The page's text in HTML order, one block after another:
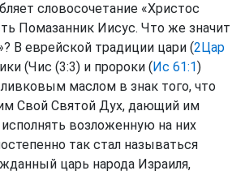
словосочетание «Христос
Помазанник Иисус. Что же значит
В еврейской традиции цари (2Цар
(Чис (3:3) и пророки ( Ис 61:1)
маслом в знак того, что
Свой Святой Дух, дающий им
возложенную на них
так стал называться
царь народа Израиля,